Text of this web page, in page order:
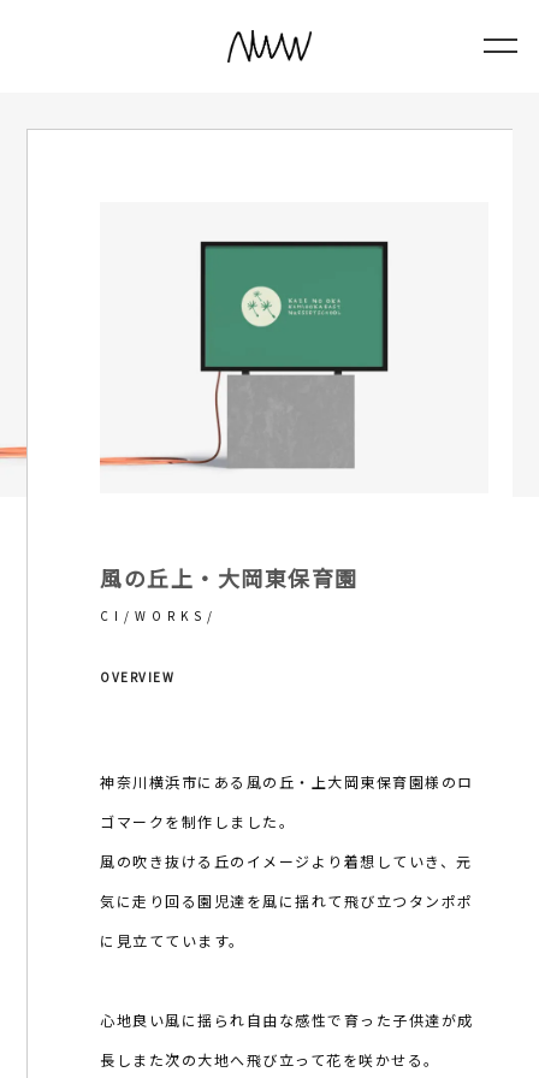
風の丘上・大岡東保育園
CI/WORKS/
OVERVIEW
神奈川横浜市にある風の丘・上大岡東保育園様のロ
ゴマークを制作しました。
風の吹き抜ける丘のイメージより着想していき、元
気に走り回る園児達を風に揺れて飛び立つタンポポ
に見立てています。
心地良い風に揺られ自由な感性で育った子供達が成
長しまた次の大地へ飛び立って花を咲かせる。